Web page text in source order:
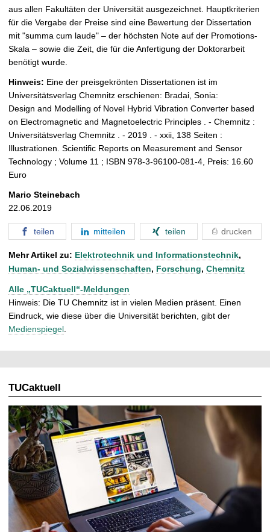
aus allen Fakultäten der Universität ausgezeichnet. Hauptkriterien
für die Vergabe der Preise sind eine Bewertung der Dissertation
mit "summa cum laude" – der höchsten Note auf der Promotions-
Skala – sowie die Zeit, die für die Anfertigung der Doktorarbeit
benötigt wurde.
Hinweis: Eine der preisgekrönten Dissertationen ist im
Universitätsverlag Chemnitz erschienen: Bradai, Sonia:
Design and Modelling of Novel Hybrid Vibration Converter based
on Electromagnetic and Magnetoelectric Principles . - Chemnitz :
Universitätsverlag Chemnitz . - 2019 . - xxii, 138 Seiten :
Illustrationen. Scientific Reports on Measurement and Sensor
Technology ; Volume 11 ; ISBN 978-3-96100-081-4, Preis: 16.60
Euro
Mario Steinebach
22.06.2019
teilen mitteilen teilen drucken
Mehr Artikel zu: Elektrotechnik und Informationstechnik,
Human- und Sozialwissenschaften, Forschung, Chemnitz
Alle „TUCaktuell“-Meldungen
Hinweis: Die TU Chemnitz ist in vielen Medien präsent. Einen
Eindruck, wie diese über die Universität berichten, gibt der
Medienspiegel
TUCaktuell